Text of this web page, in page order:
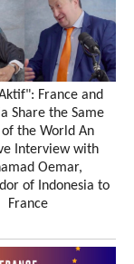
France and
Share the Same
the World An
Interview with
Oemar,
of Indonesia to
France